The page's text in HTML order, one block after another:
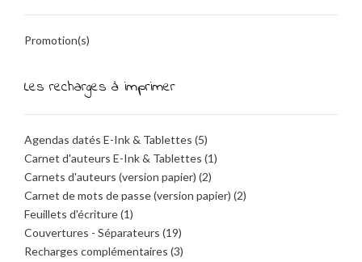
Promotion(s)
Les recharges à imprimer
Agendas datés E-Ink & Tablettes (5)
Carnet d'auteurs E-Ink & Tablettes (1)
Carnets d'auteurs (version papier) (2)
Carnet de mots de passe (version papier) (2)
Feuillets d'écriture(1)
Couvertures - Séparateurs (19)
Recharges complémentaires (3)